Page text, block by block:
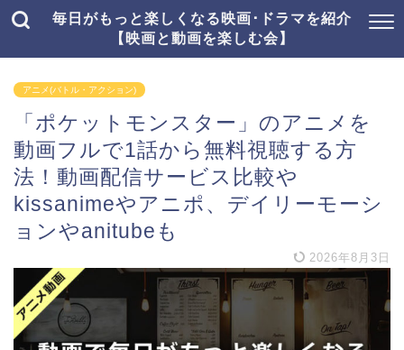
毎日がもっと楽しくなる映画･ドラマを紹介
【映画と動画を楽しむ会】
アニメ(バトル・アクション)
「ポケットモンスター」のアニメを
動画フルで1話から無料視聴する方
法！動画配信サービス比較や
kissanimeやアニポ、デイリーモーシ
ョンやanitubeも
2026年8月3日